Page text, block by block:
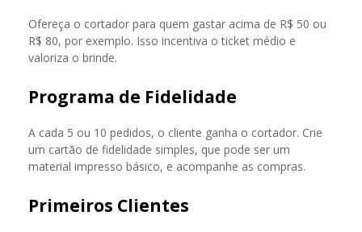
Ofereça o cortador para quem gastar acima de R$ 50 ou
R$ 80, por exemplo. Isso incentiva o ticket médio e
valoriza o brinde.
Programa de Fidelidade
A cada 5 ou 10 pedidos, o cliente ganha o cortador. Crie
um cartão de fidelidade simples, que pode ser um
material impresso básico, e acompanhe as compras.
Primeiros Clientes